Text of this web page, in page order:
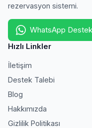
rezervasyon sistemi.
WhatsApp Destek
Hızlı Linkler
İletişim
Destek Talebi
Blog
Hakkımızda
Gizlilik Politikası